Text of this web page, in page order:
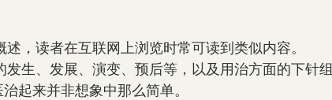
的概述，读者在互联网上浏览时常可读到类似内容。
起来并非想象中那么简单。